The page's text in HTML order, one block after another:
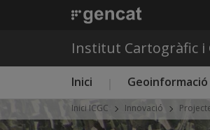
Institut Cartogràfic i
Menú principal
Inici Geoinformació
Inici ICGC Innovació